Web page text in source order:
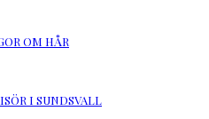
OM HÅR
I SUNDSVALL